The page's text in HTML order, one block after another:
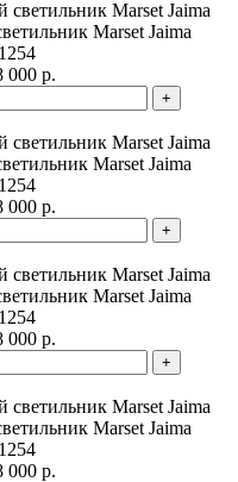
Marset Jaima
000 р.
+
Marset Jaima
000 р.
+
Marset Jaima
000 р.
+
Marset Jaima
000 р.